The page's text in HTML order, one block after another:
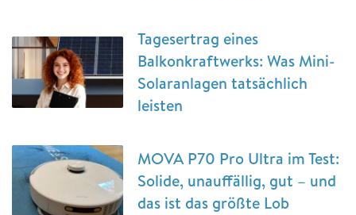
Tagesertrag eines
Balkonkraftwerks: Was Mini-
Solaranlagen tatsächlich
leisten
MOVA P70 Pro Ultra im Test:
Solide, unauffällig, gut – und
das ist das größte Lob